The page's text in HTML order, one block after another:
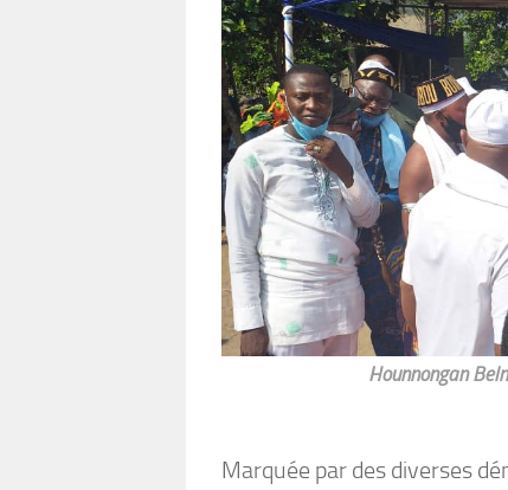
Hounnongan
Marquée par des diverses